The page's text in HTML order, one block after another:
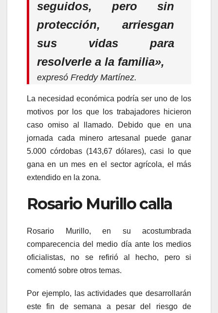
seguidos, pero sin
protección, arriesgan
sus vidas para
resolverle a la familia»,
expresó Freddy Martínez.
La necesidad económica podría ser uno de los
motivos por los que los trabajadores hicieron
caso omiso al llamado. Debido que en una
jornada cada minero artesanal puede ganar
5.000 córdobas (143,67 dólares), casi lo que
gana en un mes en el sector agrícola, el más
extendido en la zona.
Rosario Murillo calla
Rosario Murillo, en su acostumbrada
comparecencia del medio día ante los medios
oficialistas, no se refirió al hecho, pero si
comentó sobre otros temas.
Por ejemplo, las actividades que desarrollarán
este fin de semana a pesar del riesgo de